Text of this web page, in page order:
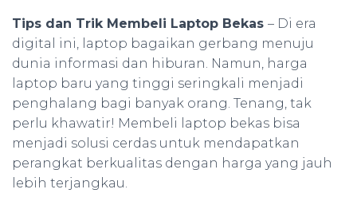
Tips dan Trik Membeli Laptop Bekas – Di era
digital ini, laptop bagaikan gerbang menuju
dunia informasi dan hiburan. Namun, harga
laptop baru yang tinggi seringkali menjadi
penghalang bagi banyak orang. Tenang, tak
perlu khawatir! Membeli laptop bekas bisa
menjadi solusi cerdas untuk mendapatkan
perangkat berkualitas dengan harga yang jauh
lebih terjangkau.